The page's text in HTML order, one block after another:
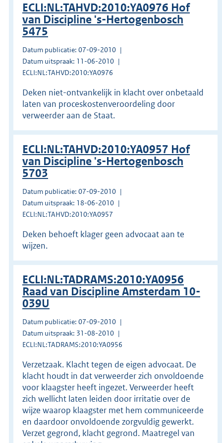
ECLI:NL:TAHVD:2010:YA0976 Hof
van Discipline 's-Hertogenbosch
5475
Datum publicatie: 07-09-2010
Datum uitspraak: 11-06-2010
ECLI:NL:TAHVD:2010:YA0976
Deken niet-ontvankelijk in klacht over onbetaald
laten van proceskostenveroordeling door
verweerder aan de Staat.
ECLI:NL:TAHVD:2010:YA0957 Hof
van Discipline 's-Hertogenbosch
5703
Datum publicatie: 07-09-2010
Datum uitspraak: 18-06-2010
ECLI:NL:TAHVD:2010:YA0957
Deken behoeft klager geen advocaat aan te
wijzen.
ECLI:NL:TADRAMS:2010:YA0956
Raad van Discipline Amsterdam 10-
039U
Datum publicatie: 07-09-2010
Datum uitspraak: 31-08-2010
ECLI:NL:TADRAMS:2010:YA0956
Verzetzaak. Klacht tegen de eigen advocaat. De
klacht houdt in dat verweerder zich onvoldoende
voor klaagster heeft ingezet. Verweerder heeft
zich wellicht laten leiden door irritatie over de
wijze waarop klaagster met hem communiceerde
en daardoor onvoldoende zorgvuldig gewerkt.
Verzet gegrond, klacht gegrond. Maatregel van